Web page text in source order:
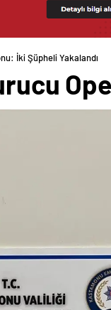
İki Şüpheli Yakalandı